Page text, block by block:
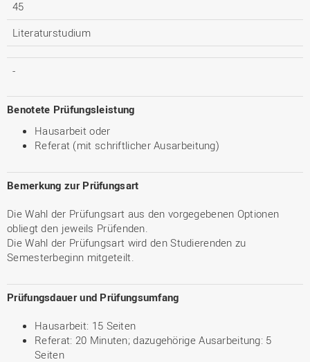
45
Literaturstudium
-
Benotete Prüfungsleistung
Hausarbeit oder
Referat (mit schriftlicher Ausarbeitung)
Bemerkung zur Prüfungsart
Die Wahl der Prüfungsart aus den vorgegebenen Optionen
obliegt den jeweils Prüfenden.
Die Wahl der Prüfungsart wird den Studierenden zu
Semesterbeginn mitgeteilt.
Prüfungsdauer und Prüfungsumfang
Hausarbeit: 15 Seiten
Referat: 20 Minuten; dazugehörige Ausarbeitung: 5
Seiten